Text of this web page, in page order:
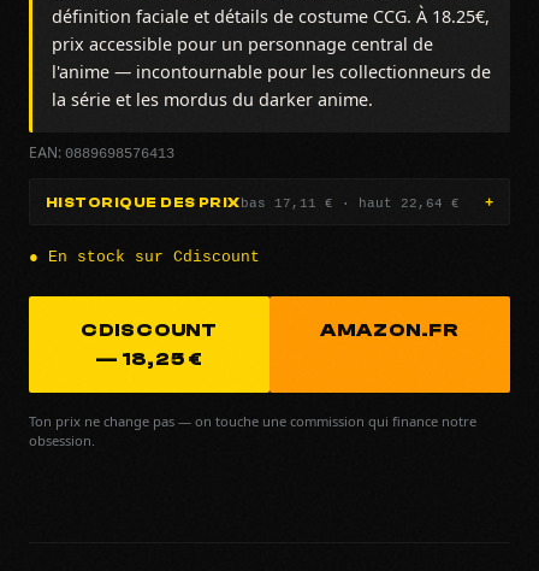
définition faciale et détails de costume CCG. À 18.25€,
prix accessible pour un personnage central de
l'anime — incontournable pour les collectionneurs de
la série et les mordus du darker anime.
EAN: 0889698576413
HISTORIQUE DES PRIXbas 17,11 € · haut 22,64 €
● En stock sur Cdiscount
CDISCOUNT
— 18,25 €
AMAZON.FR
Ton prix ne change pas — on touche une commission qui finance notre
obsession.